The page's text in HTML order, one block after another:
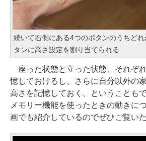
続いて右側にある4つのボタンのうちど
タンに高さ設定を割り当てられる
座った状態と立った状態、それぞ
憶しておけるし、さらに自分以外の
高さを記憶しておく、ということも
メモリー機能を使ったときの動きに
画でも紹介しているのでぜひご覧いた